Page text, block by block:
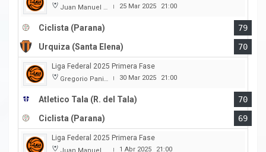
Juan Manuel A. Baglietto | 25 Mar 2025 21:00
Ciclista (Parana)
79
Urquiza (Santa Elena)
70
Liga Federal 2025 Primera Fase
Gregorio Panizza | 30 Mar 2025 21:00
Atletico Tala (R. del Tala)
70
Ciclista (Parana)
69
Liga Federal 2025 Primera Fase
| 1 Abr 2025 21:00